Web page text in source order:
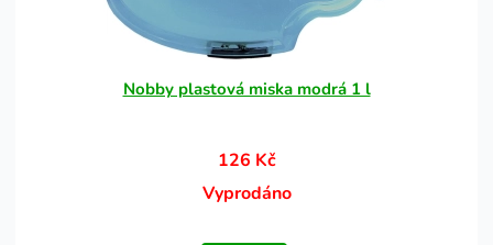
Nobby plastová miska modrá 1 l
126 Kč
Vyprodáno